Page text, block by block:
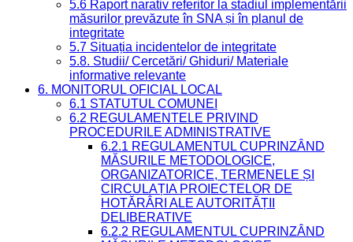
5.6 Raport narativ referitor la stadiul implementării
măsurilor prevăzute în SNA și în planul de
integritate
5.7 Situația incidentelor de integritate
5.8. Studii/ Cercetări/ Ghiduri/ Materiale
informative relevante
6. MONITORUL OFICIAL LOCAL
6.1 STATUTUL COMUNEI
6.2 REGULAMENTELE PRIVIND
PROCEDURILE ADMINISTRATIVE
6.2.1 REGULAMENTUL CUPRINZÂND
MĂSURILE METODOLOGICE,
ORGANIZATORICE, TERMENELE ȘI
CIRCULAȚIA PROIECTELOR DE
HOTĂRÂRI ALE AUTORITĂȚII
DELIBERATIVE
6.2.2 REGULAMENTUL CUPRINZÂND